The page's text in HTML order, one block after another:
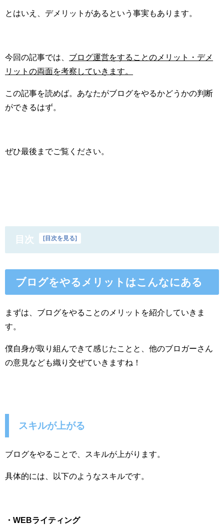
とはいえ、デメリットがあるという事実もあります。
今回の記事では、 ブログ運営をすることのメリット・デメ
リットの両面を考察していきます。
この記事を読めば。あなたがブログをやるかどうかの判断
ができるはず。
ぜひ最後までご覧ください。
目次 目次を見る
ブログをやるメリットはこんなにある
まずは、ブログをやることのメリットを紹介していきま
す。
僕自身が取り組んできて感じたことと、他のブロガーさん
の意見なども織り交ぜていきますね！
スキルが上がる
ブログをやることで、スキルが上がります。
具体的には、以下のようなスキルです。
・WEBライティング